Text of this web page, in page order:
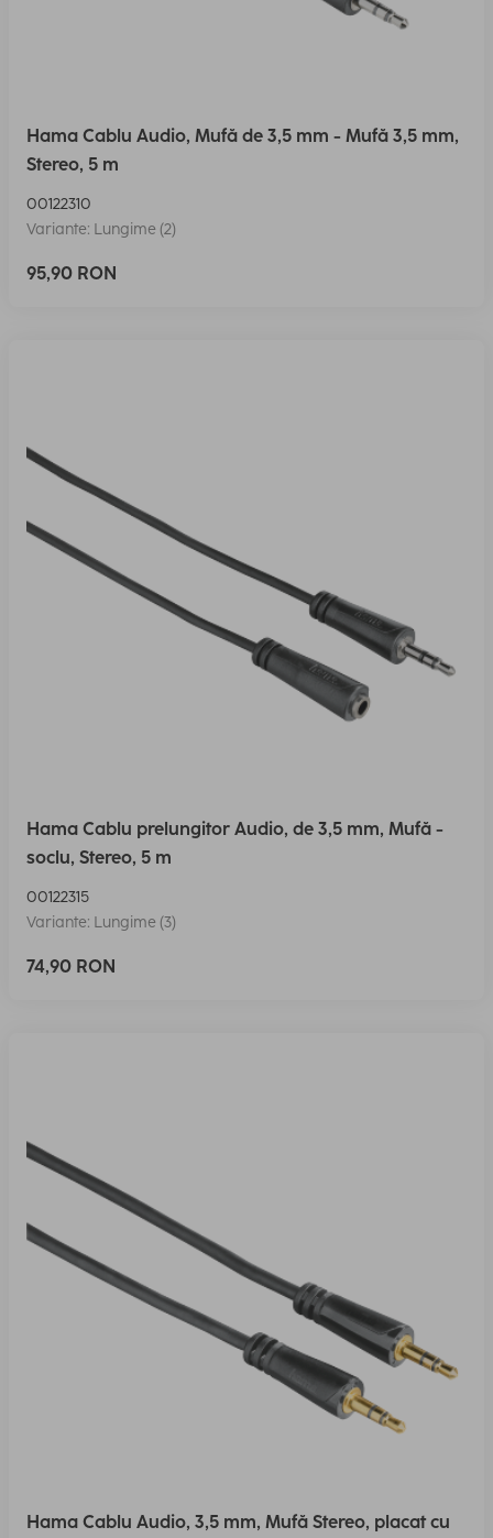
Hama Cablu Audio, Mufă de 3,5 mm - Mufă 3,5 mm,
Stereo, 5 m
00122310
Variante: Lungime (2)
95,90 RON
Hama Cablu prelungitor Audio, de 3,5 mm, Mufă -
soclu, Stereo, 5 m
00122315
Variante: Lungime (3)
74,90 RON
Hama Cablu Audio, 3,5 mm, Mufă Stereo, placat cu